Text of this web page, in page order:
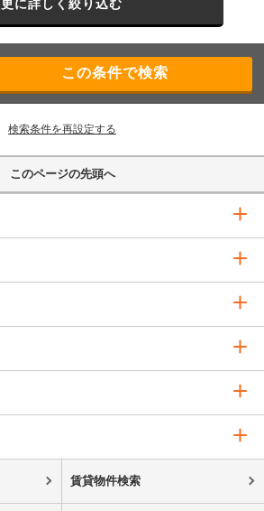
更に詳しく絞り込む
検索条件を再設定する
このページの先頭へ
賃貸物件検索